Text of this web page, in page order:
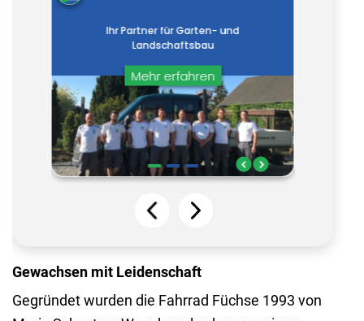
Gewachsen mit Leidenschaft
Gegründet wurden die Fahrrad Füchse 1993 von